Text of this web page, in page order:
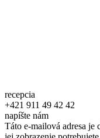
recepcia
+421 911 49 42 42
napíšte nám
Táto e-mailová adresa je